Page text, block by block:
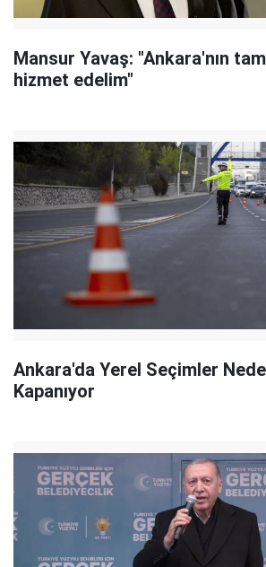
Mansur Yavaş: "Ankara'nın
hizmet edelim"
Ankara'da Yerel Seçimler
Kapanıyor